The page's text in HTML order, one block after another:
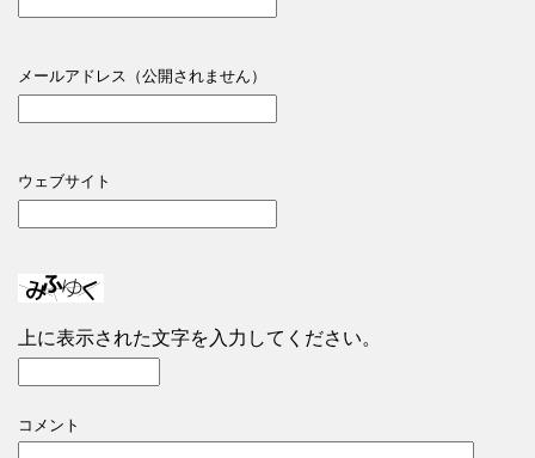
メールアドレス（公開されません）
ウェブサイト
上に表示された文字を入力してください。
コメント